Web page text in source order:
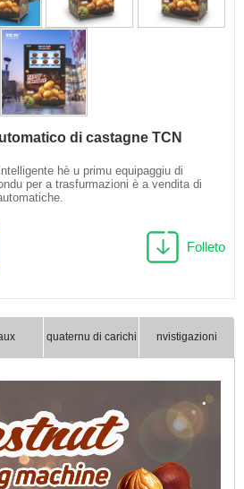
di castagne TCN
hè u primu equipaggiu di
per a trasfurmazioni è a vendita di
Folleto
quaternu di carichi nvistigazioni